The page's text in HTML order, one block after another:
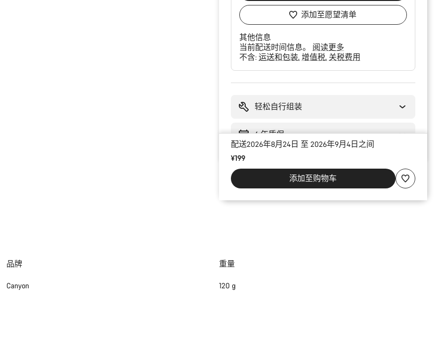
添加至愿望清单
其他信息
当前配送时间信息。 阅读更多
不含: 运送和包装 增值税 关税费用
轻松自行组装
6 年质保
配送2026年8月24日 至 2026年9月4日之间
¥199
添加至购物车
品牌
Canyon
重量
120 g